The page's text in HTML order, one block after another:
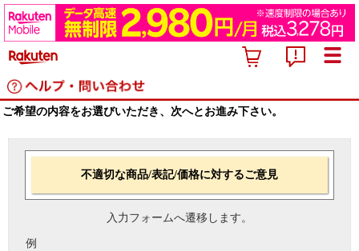
ご希望の内容をお選びいただき、次へとお進み下さい。
不適切な商品/表記/価格に対するご意見
入力フォームへ遷移します。
例